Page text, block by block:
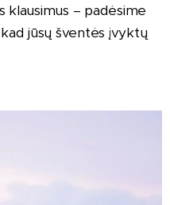
klausimus – padėsime
jūsų šventės įvyktų